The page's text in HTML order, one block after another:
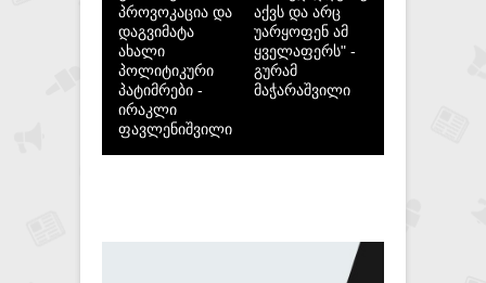
პროვოკაცია და
დაგვიმატა
ახალი
პოლიტიკური
პატიმრები -
ირაკლი
ფავლენიშვილი
აქვს და არც
უარყოფენ ამ
ყველაფერს" -
გურამ
მაჭარაშვილი